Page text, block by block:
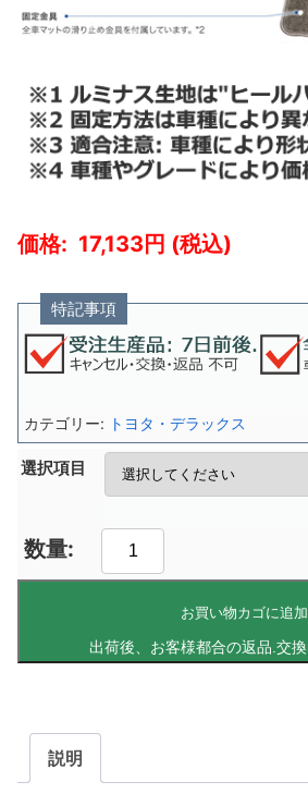
17,133
特記事項
選択項目
お買い物カゴに追加
カテゴリー: トヨタ・デラックス
説明